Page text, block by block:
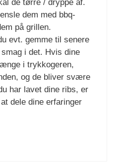
de tørre / dryppe af.
dem med bbq-
på grillen.
evt. gemme til senere
i det. Hvis dine
i trykkogeren,
og de bliver svære
har lavet dine ribs, er
dele dine erfaringer